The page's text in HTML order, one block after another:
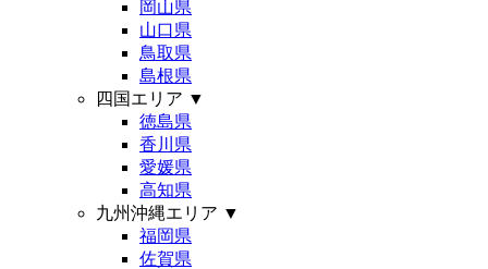
岡山県
山口県
鳥取県
島根県
四国エリア ▼
徳島県
香川県
愛媛県
高知県
九州沖縄エリア ▼
福岡県
佐賀県